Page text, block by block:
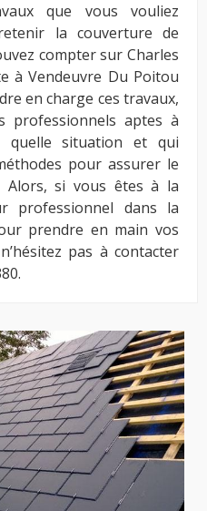
que vous vouliez
la couverture de
compter sur Charles
à Vendeuvre Du Poitou
en charge ces travaux,
professionnels aptes à
quelle situation et qui
pour assurer le
Alors, si vous êtes à la
professionnel dans la
prendre en main vos
pas à contacter